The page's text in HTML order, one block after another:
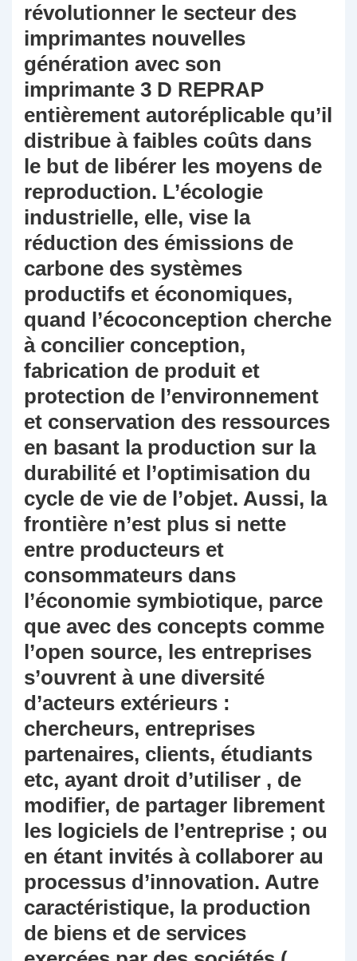
révolutionner le secteur des
imprimantes nouvelles
génération avec son
imprimante 3 D REPRAP
entièrement autoréplicable qu’il
distribue à faibles coûts dans
le but de libérer les moyens de
reproduction. L’écologie
industrielle, elle, vise la
réduction des émissions de
carbone des systèmes
productifs et économiques,
quand l’écoconception cherche
à concilier conception,
fabrication de produit et
protection de l’environnement
et conservation des ressources
en basant la production sur la
durabilité et l’optimisation du
cycle de vie de l’objet. Aussi, la
frontière n’est plus si nette
entre producteurs et
consommateurs dans
l’économie symbiotique, parce
que avec des concepts comme
l’open source, les entreprises
s’ouvrent à une diversité
d’acteurs extérieurs :
chercheurs, entreprises
partenaires, clients, étudiants
etc, ayant droit d’utiliser , de
modifier, de partager librement
les logiciels de l’entreprise ; ou
en étant invités à collaborer au
processus d’innovation. Autre
caractéristique, la production
de biens et de services